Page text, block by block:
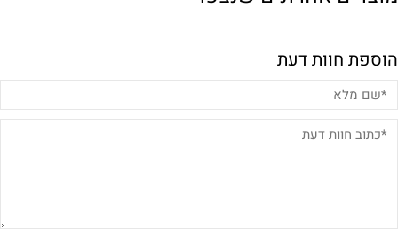
הוספת חוות דעת